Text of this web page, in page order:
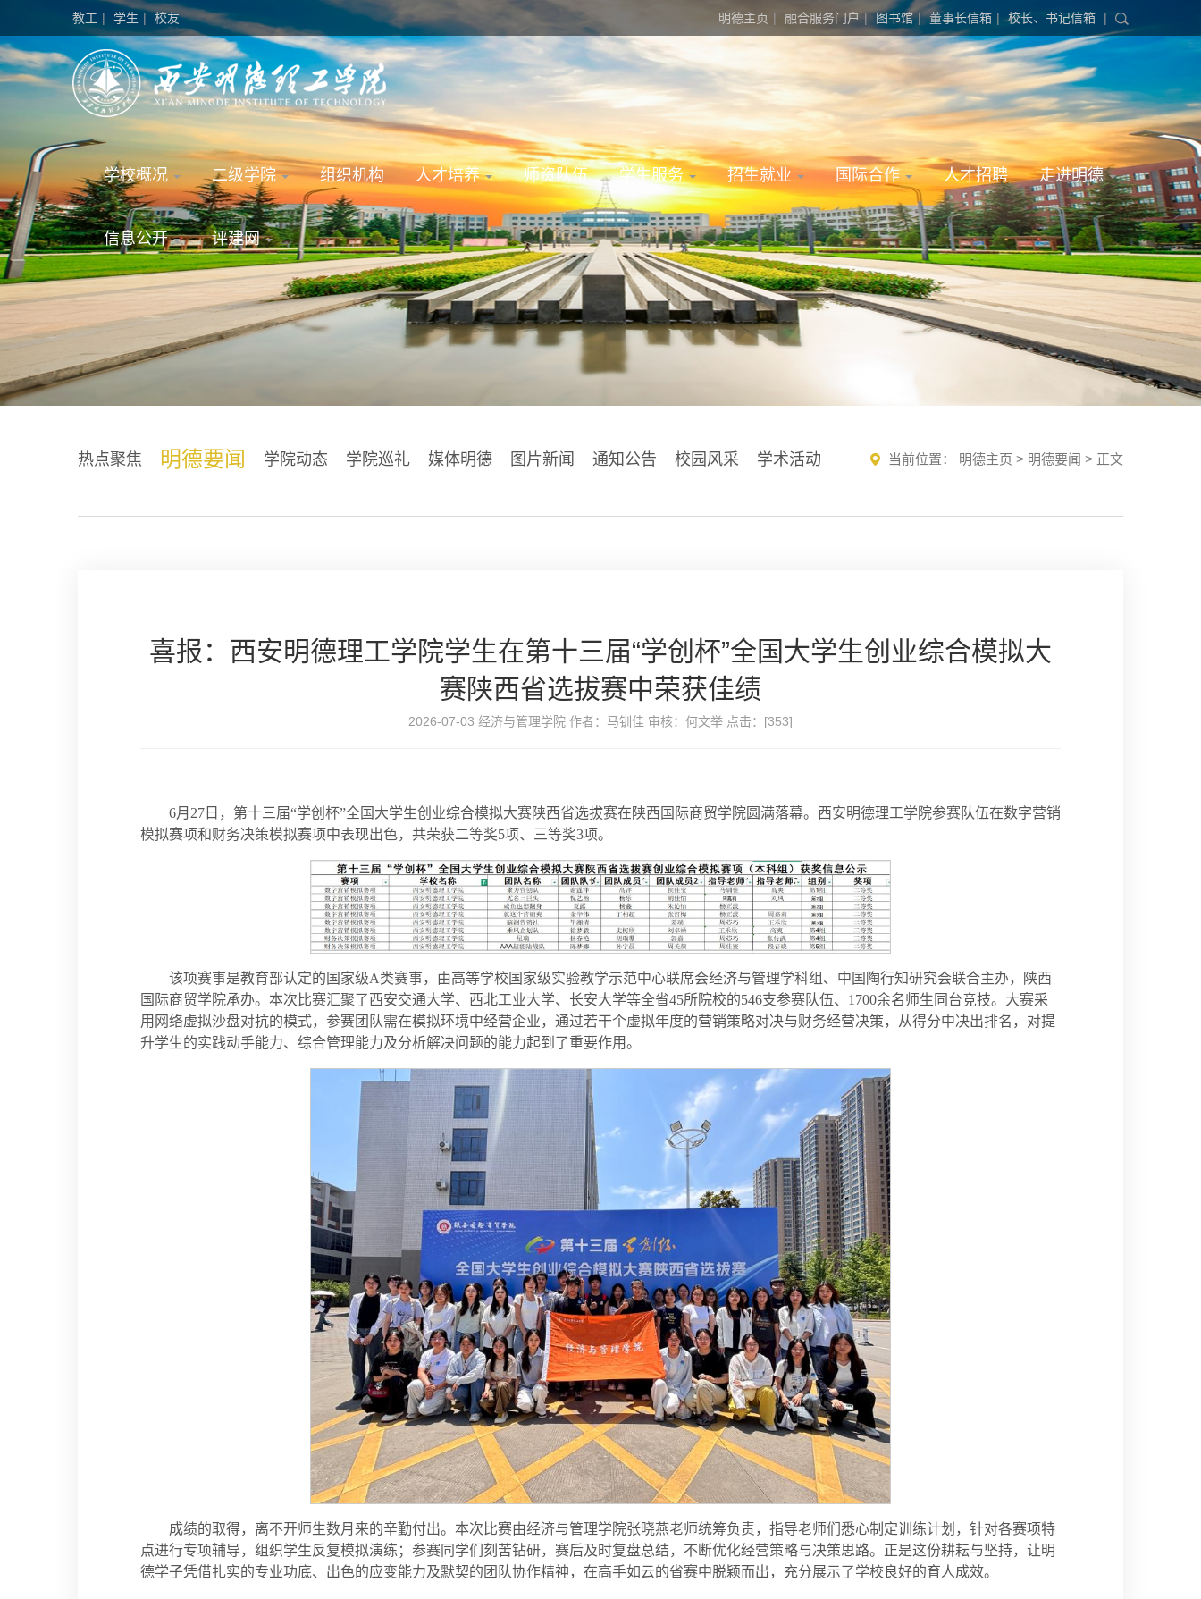
教工 | 学生 | 校友 明德主页 | 融合服务门户 | 图书馆 | 董事长信箱 | 校长、书记信箱 |
学校概况 二级学院 组织机构 人才培养 师资队伍 学生服务 招生就业 国际合作 人才招聘 走进明德
信息公开 评建网
热点聚焦 明德要闻 学院动态 学院巡礼 媒体明德 图片新闻 通知公告 校园风采 学术活动 当前位置： 明德主页 > 明德要闻 > 正文
喜报：西安明德理工学院学生在第十三届“学创杯”全国大学生创业综合模拟大
赛陕西省选拔赛中荣获佳绩
2026-07-03 经济与管理学院 作者：马钏佳 审核：何文举 点击：[353]
6月27日，第十三届“学创杯”全国大学生创业综合模拟大赛陕西省选拔赛在陕西国际商贸学院圆满落幕。西安明德理工学院参赛队伍在数字营销
模拟赛项和财务决策模拟赛项中表现出色，共荣获二等奖5项、三等奖3项。
该项赛事是教育部认定的国家级A类赛事，由高等学校国家级实验教学示范中心联席会经济与管理学科组、中国陶行知研究会联合主办，陕西
国际商贸学院承办。本次比赛汇聚了西安交通大学、西北工业大学、长安大学等全省45所院校的546支参赛队伍、1700余名师生同台竞技。大赛采
用网络虚拟沙盘对抗的模式，参赛团队需在模拟环境中经营企业，通过若干个虚拟年度的营销策略对决与财务经营决策，从得分中决出排名，对提
升学生的实践动手能力、综合管理能力及分析解决问题的能力起到了重要作用。
成绩的取得，离不开师生数月来的辛勤付出。本次比赛由经济与管理学院张晓燕老师统筹负责，指导老师们悉心制定训练计划，针对各赛项特
点进行专项辅导，组织学生反复模拟演练；参赛同学们刻苦钻研，赛后及时复盘总结，不断优化经营策略与决策思路。正是这份耕耘与坚持，让明
德学子凭借扎实的专业功底、出色的应变能力及默契的团队协作精神，在高手如云的省赛中脱颖而出，充分展示了学校良好的育人成效。